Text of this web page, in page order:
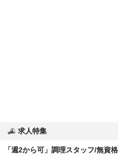
求人特集
「週2から可」調理スタッフ/無資